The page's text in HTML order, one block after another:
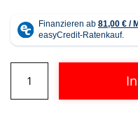
Kathmandu
Hybrid